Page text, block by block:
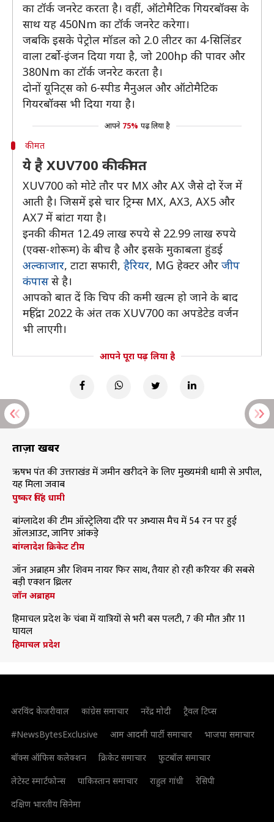
का टॉर्क जनरेट करता है। वहीं, ऑटोमैटिक गियरबॉक्स के
साथ यह 450Nm का टॉर्क जनरेट करेगा।
जबकि इसके पेट्रोल मॉडल को 2.0 लीटर का 4-सिलिंडर
वाला टर्बो-इंजन दिया गया है, जो 200hp की पावर और
380Nm का टॉर्क जनरेट करता है।
दोनों यूनिट्स को 6-स्पीड मैनुअल और ऑटोमैटिक
गियरबॉक्स भी दिया गया है।
आपने 75% पढ़ लिया है
कीमत
ये है XUV700 की कीमत
XUV700 को मोटे तौर पर MX और AX जैसे दो रेंज में
आती है। जिसमें इसे चार ट्रिम्स MX, AX3, AX5 और
AX7 में बांटा गया है।
इनकी कीमत 12.49 लाख रुपये से 22.99 लाख रुपये
(एक्स-शोरूम) के बीच है और इसके मुकाबला हुंडई
अल्काजार, टाटा सफारी, हैरियर, MG हेक्टर और जीप
कंपाससे है।
आपको बात दें कि चिप की कमी खत्म हो जाने के बाद
महिंद्रा 2022 के अंत तक XUV700 का अपडेटेड वर्जन
भी लाएगी।
आपने पूरा पढ़ लिया है
ताज़ा खबरें
ऋषभ पंत की उत्तराखंड में जमीन खरीदने के लिए मुख्यमंत्री धामी से अपील,
यह मिला जवाब
पुष्कर सिंह धामी
बांग्लादेश की टीम ऑस्ट्रेलिया दौरे पर अभ्यास मैच में 54 रन पर हुई
ऑलआउट, जानिए आंकड़े
बांग्लादेश क्रिकेट टीम
जॉन अब्राहम और शिवम नायर फिर साथ, तैयार हो रही करियर की सबसे
बड़ी एक्शन थ्रिलर
जॉन अब्राहम
हिमाचल प्रदेश के चंबा में यात्रियों से भरी बस पलटी, 7 की मौत और 11
घायल
हिमाचल प्रदेश
अरविंद केजरीवाल कांग्रेस समाचार नरेंद्र मोदी
ट्रैवल टिप्स
#NewsBytesExclusive
आम आदमी पार्टी समाचार
भाजपा समाचार
बॉक्स ऑफिस कलेक्शन
क्रिकेट समाचार
फुटबॉल समाचार
लेटेस्ट स्मार्टफोन्स
पाकिस्तान समाचार राहुल गांधी
रेसिपी
दक्षिण भारतीय सिनेमा